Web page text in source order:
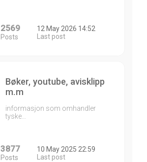
2569
Posts
12 May 2026 14:52
Last post
Bøker, youtube, avisklipp
m.m
informasjon som omhandler
tyske…
3877
Posts
10 May 2025 22:59
Last post